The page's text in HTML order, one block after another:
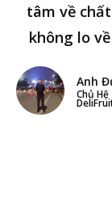
tâm về
không lo
Anh
Chủ